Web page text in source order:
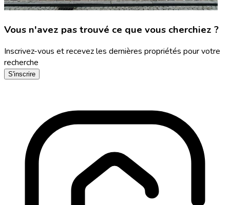
Vous n'avez pas trouvé ce que vous cherchiez ?
Inscrivez-vous et recevez les dernières propriétés pour votre
recherche
S'inscrire